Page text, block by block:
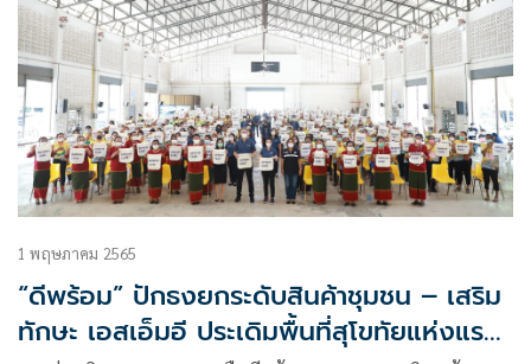
1 พฤษภาคม 2565
“ดีพร้อม” ปักธงยกระดับสินค้าชุมชน – เสริม
ทักษะ เอสเอ็มอี ประเดิมพื้นที่สุโขทัยแห่งแรก